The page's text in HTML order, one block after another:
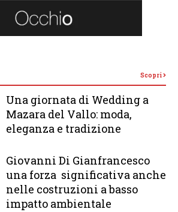
Scopri
Una giornata di Wedding a
Mazara del Vallo: moda,
eleganza e tradizione
Giovanni Di Gianfrancesco
una forza significativa anche
nelle costruzioni a basso
impatto ambientale